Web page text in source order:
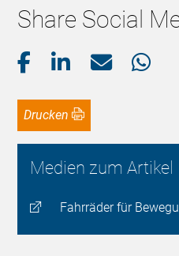
Share Social
Drucken
Medien zum Artikel
Fahrräder für